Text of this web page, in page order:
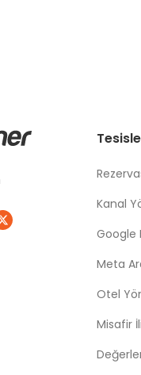
Kanal
Google
Meta
Otel
Misafir